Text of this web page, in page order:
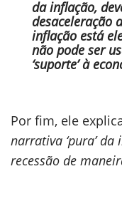
da inflação,
desaceleração
inflação está
não pode ser
‘suporte’ à
Por fim, ele
narrativa ‘pura’
recessão de